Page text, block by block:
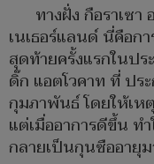
ทางฝั่ง กือราเซ
เนเธอร์แลนด์ นี่คือก
สุดท้ายครั้งแรกในป
ดิ๊ก แอตโวคาท ที่ ปร
กุมภาพันธ์ โดยให้เ
แต่เมื่ออาการดีขึ้น ท
กลายเป็นกุนซืออายุ